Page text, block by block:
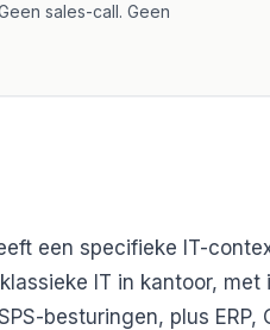
sales-call. Geen
een specifieke IT-
IT in kantoor,
besturingen, plus